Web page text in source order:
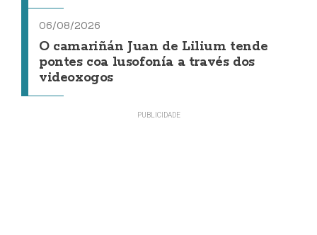
06/08/2026
O camariñán Juan de Lilium tende
pontes coa lusofonía a través dos
videoxogos